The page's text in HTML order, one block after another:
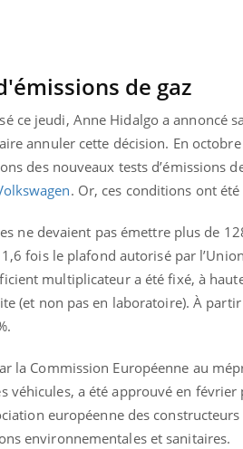
de gaz
ce jeudi, Anne Hidalgo a annoncé
annuler cette décision. En
des nouveaux tests d’émissions
. Or, ces conditions ont
ne devaient pas émettre plus de
fois le plafond autorisé par
multiplicateur a été fixé, à
(et non pas en laboratoire). À
la Commission Européenne au
véhicules, a été approuvé en
européenne des
environnementales et sanitaires.